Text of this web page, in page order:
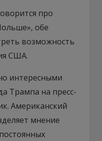
про
обе
возможность
США.
интересными
Трампа на пресс-
Американский
мнение